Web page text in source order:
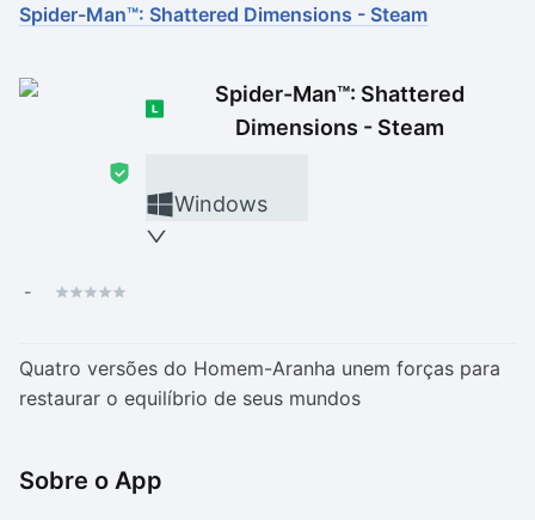
Ver mais
Ver mais
Spider-Man™: Shattered Dimensions - Steam
Spider-Man™: Shattered
Dimensions - Steam
Windows
-
Quatro versões do Homem-Aranha unem forças para
restaurar o equilíbrio de seus mundos
Sobre o App